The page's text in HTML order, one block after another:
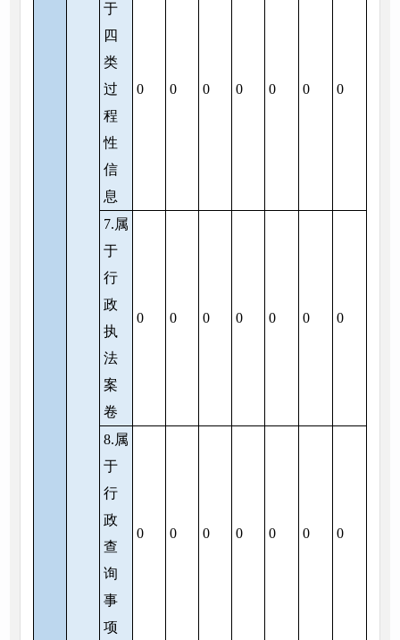
于
四
类
过
程
性
信
息
0 0 0 0 0 0 0
7.属
于
行
政
执
法
案
卷
0 0 0 0 0 0 0
8.属
于
行
政
查
询
事
项
0 0 0 0 0 0 0